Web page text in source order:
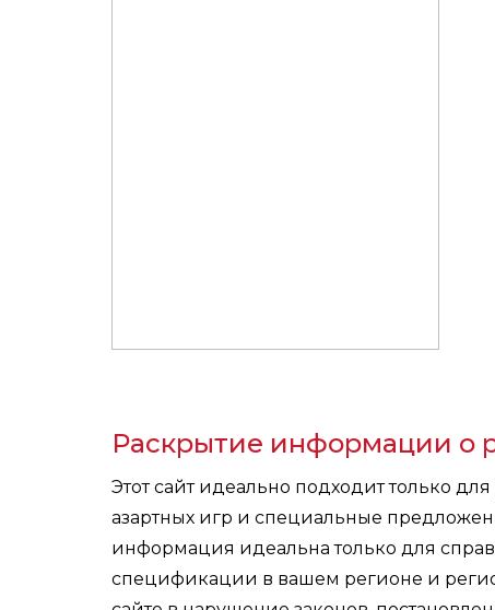
Раскрытие информации о
Этот сайт идеально подходит только
азартных игр и специальные
информация идеальна только для
спецификации в вашем регионе и